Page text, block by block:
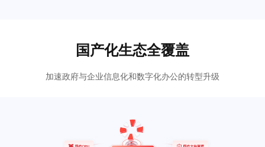
国产化生态全覆盖
加速政府与企业信息化和数字化办公的转型升级